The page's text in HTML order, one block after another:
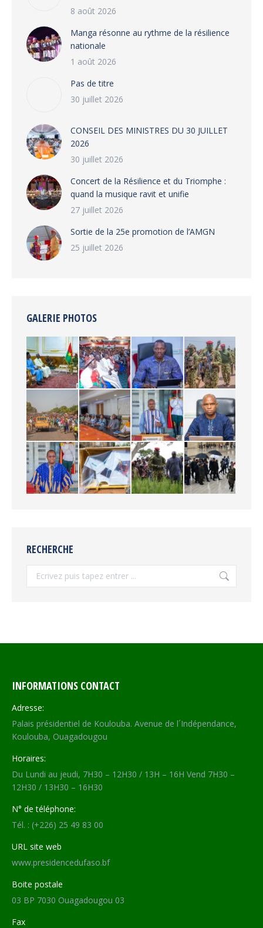
8 août 2026
Manga résonne au rythme de la résilience
nationale
1 août 2026
Pas de titre
30 juillet 2026
CONSEIL DES MINISTRES DU 30 JUILLET
2026
30 juillet 2026
‎​Concert de la Résilience et du Triomphe :
quand la musique ravit et unifie
27 juillet 2026
‎Sortie de la 25e promotion de l’AMGN
25 juillet 2026
GALERIE PHOTOS
RECHERCHE
INFORMATIONS CONTACT
Adresse:
Palais présidentiel de Koulouba. Avenue de l´Indépendance,
Koulouba, Ouagadougou
Horaires:
Du Lundi au jeudi, 7H30 – 12H30 / 13H – 16H Vend 7H30 –
12H30 / 13H30 – 16H30
N° de téléphone:
Tél. : (+226) 25 49 83 00
URL site web
www.presidencedufaso.bf
Boite postale
03 BP 7030 Ouagadougou 03
Fax